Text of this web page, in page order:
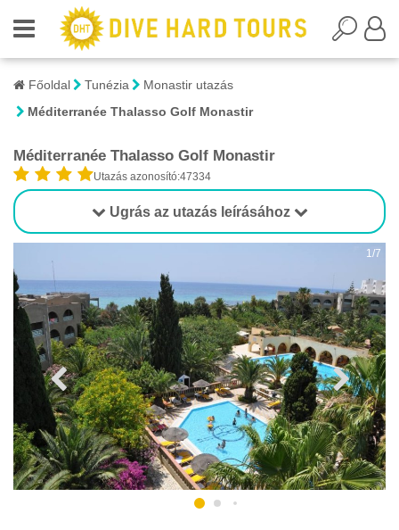
Főoldal Tunézia
Monastir utazás
Méditerranée Thalasso Golf Monastir
Méditerranée Thalasso Golf Monastir
Utazás azonosító:47334
Ugrás az utazás leírásához
1/7